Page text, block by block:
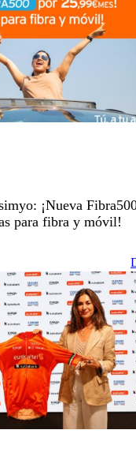
¡Nueva
para fibra y móvil!